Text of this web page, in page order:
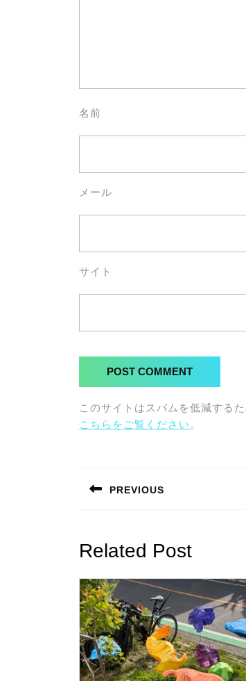
名前
メール
サイト
このサイトはスパムを低減する
こちらをご覧ください 。
稿
ゲ
ー
シ
ョ
ン
PREVIOUS
Related Post